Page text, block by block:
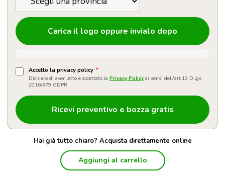
Carica il logo oppure invialo dopo
Accetto la privacy policy *
Dichiaro di aver letto e accettato la Privacy Policy ai sensi dell'art.13 D.lgs
2016/679 GDPR
Hai già tutto chiaro? Acquista direttamente online
Aggiungi al carrello